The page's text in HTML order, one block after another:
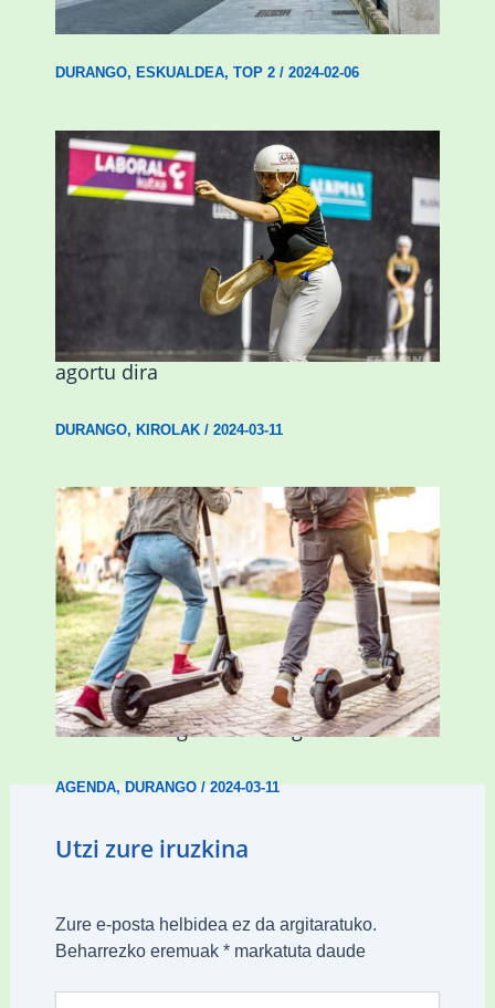
ordenantza izango du Durangok
DURANGO, ESKUALDEA, TOP 2/ 2024-02-06
Astelehenean Durangon jokatuko den
emakumezkoen zesta finaleko sarrerak
agortu dira
DURANGO, KIROLAK/ 2024-03-11
Ostegun honetan “Oinezko
Nagusientzako Bide Segurtasuna”
hitzaldia izango da Durangon
AGENDA,DURANGO/2024-03-11
Utzi zure iruzkina
Zure e-posta helbidea ez da argitaratuko.
Beharrezko eremuak *markatuta daude